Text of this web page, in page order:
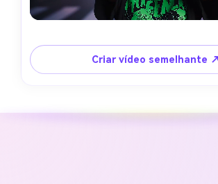
Criar vídeo semelhante ↗